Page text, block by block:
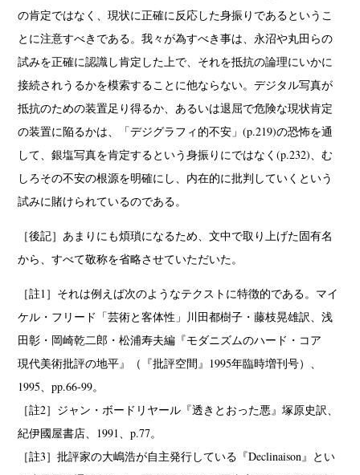
Akifumi Tanaka (7) Fumikiyo Nagamachi (27) Kazumichi Hashimoto (6)
Kazuyuki Kawaguchi (42) Keiko Sasaoka (267) Keizo Kitajima (220)
Kota Kishi (101) Mariko Takahashi (23) Masako Matsui (23) Masashi Otomo
Nana Kakuda (61) Naoki Ohji (66) Naonori Oshima (38) Nick Haymes (5)
Park (7) photographers' gallery File (16) photographers’ gallery press (14)
Postwar and Shōwa-Era (8) (2) Publication (42)
の肯定ではなく、現状に正確に反応した身振りであるというこ
とに注意すべきである。我々が為すべき事は、永沼や丸田らの
試みを正確に認識し肯定した上で、それを抵抗の論理にいかに
接続されうるかを模索することに他ならない。デジタル写真が
抵抗のための装置足り得るか、あるいは退屈で危険な現状肯定
の装置に陥るかは、「デジグラフィ的不安」(p.219)の恐怖を通
して、銀塩写真を肯定するという身振りにではなく(p.232)、む
しろその不安の根源を明確にし、内在的に批判していくという
試みに賭けられているのである。
［後記］あまりにも煩瑣になるため、文中で取り上げた固有名
から、すべて敬称を省略させていただいた。
［註1］それは例えば次のようなテクストに特徴的である。マイ
ケル・フリード「芸術と客体性」川田都樹子・藤枝晃雄訳、浅
田彰・岡崎乾二郎・松浦寿夫編『モダニズムのハード・コア
現代美術批評の地平』（『批評空間』1995年臨時増刊号）、
1995、pp.66-99。
［註2］ジャン・ボードリヤール『透きとおった悪』塚原史訳、
紀伊國屋書店、1991、p.77。
［註3］批評家の大嶋浩が自主発行している『Declinaison』とい